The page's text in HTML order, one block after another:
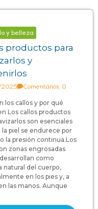
y belleza
productos para
y
2025 Comentarios: 0
los callos y por qué
Los callos productos
son esenciales
la piel se endurece por
la presión continua.Los
zonas engrosadas
como
natural del cuerpo,
en los pies y, a
las manos. Aunque